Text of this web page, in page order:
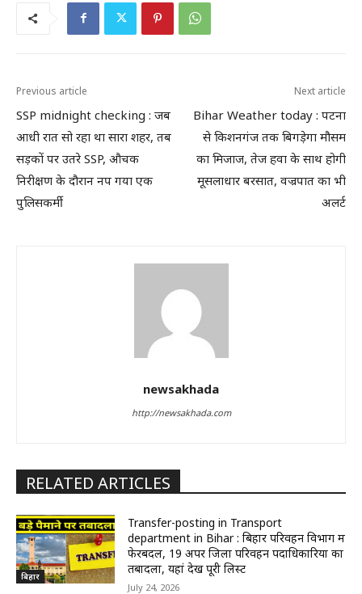
Previous article
SSP midnight checking : जब
आधी रात सो रहा था सारा शहर, तब
सड़कों पर उतरे SSP, औचक
निरीक्षण के दौरान नप गया एक
पुलिसकर्मी
Next article
Bihar Weather today : पटना
से किशनगंज तक बिगड़ेगा मौसम
का मिजाज, तेज हवा के साथ होगी
मूसलाधार बरसात, वज्रपात का भी
अलर्ट
newsakhada
http://newsakhada.com
RELATED ARTICLES
बिहार
Transfer-posting in Transport
department in Bihar : बिहार परिवहन विभाग में
फेरबदल, 19 अपर जिला परिवहन पदाधिकारियों का
तबादला, यहां देखें पूरी लिस्ट
July 24, 2026